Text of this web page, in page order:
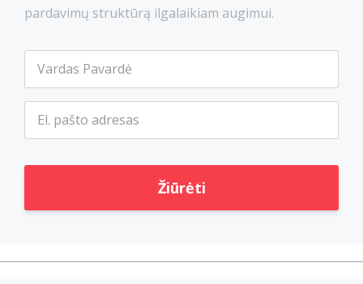
pardavimų struktūrą ilgalaikiam augimui.
Žiūrėti